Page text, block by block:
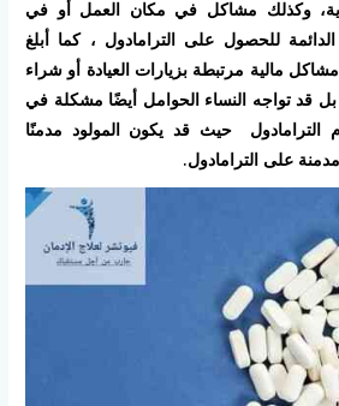
وكذلك مشاكل في مكان العمل أو في
للحصول على الترامادول ، كما أبلغ
مالية مرتبطة بزيارات العيادة أو شراء
قد تواجه النساء الحوامل أيضًا مشكلة في
الترامادول حيث قد يكون المولود مدمنًا
على الترامادول.